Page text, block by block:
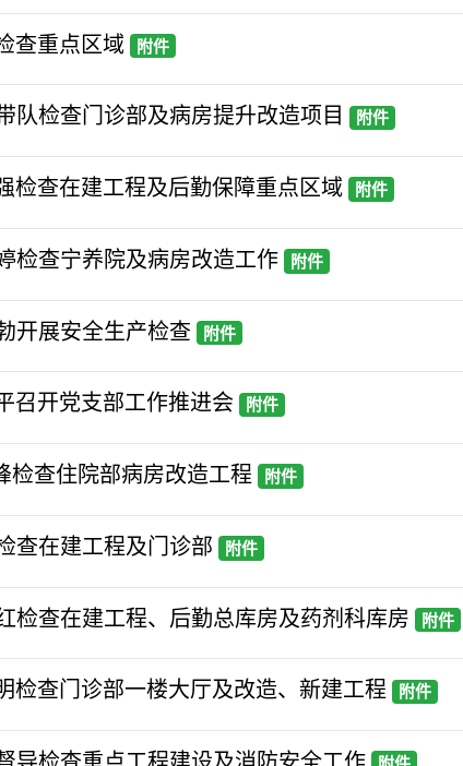
查重点区域 附件
队检查门诊部及病房提升改造项目 附件
检查在建工程及后勤保障重点区域 附件
检查宁养院及病房改造工作 附件
开展安全生产检查 附件
召开党支部工作推进会 附件
检查住院部病房改造工程 附件
查在建工程及门诊部 附件
检查在建工程、后勤总库房及药剂科库房 附件
检查门诊部一楼大厅及改造、新建工程 附件